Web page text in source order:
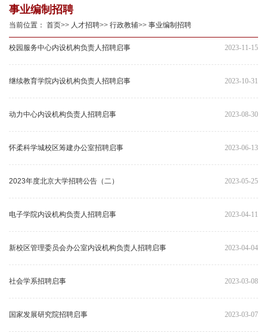
事业编制招聘
当前位置： 首页>> 人才招聘>> 行政教辅>> 事业编制招聘
2023-11-15
校园服务中心内设机构负责人招聘启事
2023-10-31
继续教育学院内设机构负责人招聘启事
2023-08-30
动力中心内设机构负责人招聘启事
2023-06-13
怀柔科学城校区筹建办公室招聘启事
2023-05-25
2023年度北京大学招聘公告（二）
2023-04-11
电子学院内设机构负责人招聘启事
2023-04-04
新校区管理委员会办公室内设机构负责人招聘启事
2023-03-08
社会学系招聘启事
2023-03-07
国家发展研究院招聘启事